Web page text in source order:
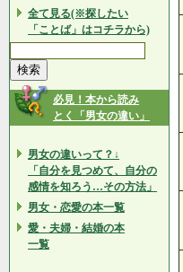
全て見る(※探したい
「ことば」はコチラから)
必見！本から読み
とく「男女の違い」
男女の違いって？↓
「自分を見つめて、自分の
感情を知ろう…その方法」
男女・恋愛の本一覧
愛・夫婦・結婚の本
一覧